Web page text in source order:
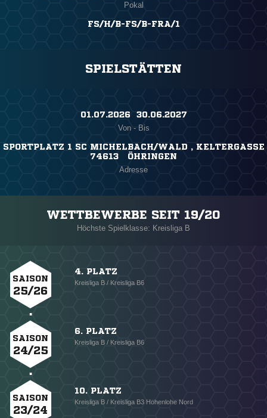
Pokal
FS/H/B-FS/B-FRA/1
SPIELSTÄTTEN
01.07.2026 ​ 30.06.2027
Von - Bis
SPORTPLATZ 1 SC MICHELBACH/WALD , KELTERGASSE
74613 ÖHRINGEN
Adresse
WETTBEWERBE SEIT 19/20
Höchste Spielklasse: Kreisliga B
SAISON
25/26
4. PLATZ
Kreisliga B / Kreisliga B6
SAISON
24/25
6. PLATZ
Kreisliga B / Kreisliga B6
SAISON
23/24
10. PLATZ
Kreisliga B / Kreisliga B3 Hohenlohe Nord